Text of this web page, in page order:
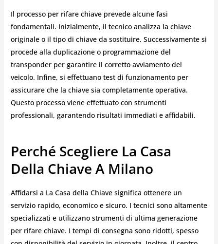
Il processo per rifare chiave prevede alcune fasi
fondamentali. Inizialmente, il tecnico analizza la chiave
originale o il tipo di chiave da sostituire. Successivamente si
procede alla duplicazione o programmazione del
transponder per garantire il corretto avviamento del
veicolo. Infine, si effettuano test di funzionamento per
assicurare che la chiave sia completamente operativa.
Questo processo viene effettuato con strumenti
professionali, garantendo risultati immediati e affidabili.
Perché Scegliere La Casa
Della Chiave A Milano
Affidarsi a La Casa della Chiave significa ottenere un
servizio rapido, economico e sicuro. I tecnici sono altamente
specializzati e utilizzano strumenti di ultima generazione
per rifare chiave. I tempi di consegna sono ridotti, spesso